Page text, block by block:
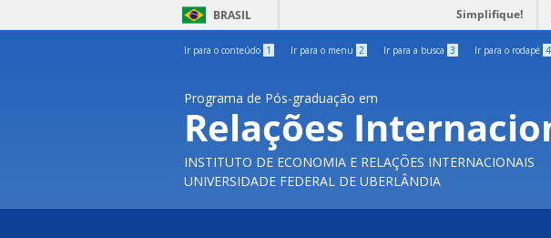
BRASIL Simplifique!
Ir para o conteúdo 1 Ir para o menu 2 Ir para a busca 3 Ir para o rodapé 4
Programa de Pós-graduação em
Relações
INSTITUTO DE ECONOMIA E RELAÇÕES INTERNACIONAIS
UNIVERSIDADE FEDERAL DE UBERLÂNDIA